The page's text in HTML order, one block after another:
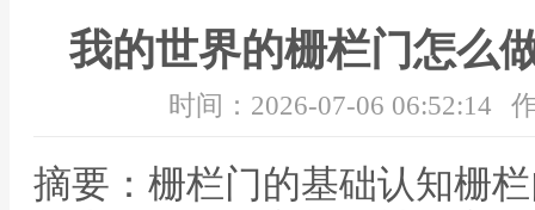
我的世界的栅栏门怎么
时间：2026-07-06 06:52:14
摘要：栅栏门的基础认知栅